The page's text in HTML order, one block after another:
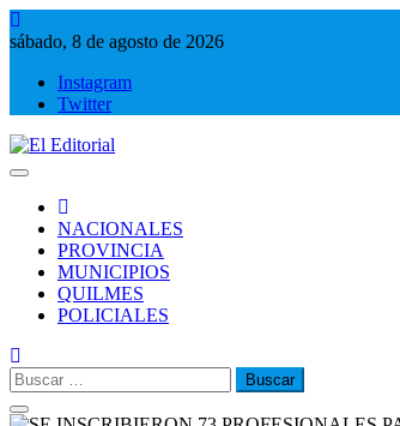
Saltar
al
sábado, 8 de agosto de 2026
Instagram
Twitter
NACIONALES
PROVINCIA
MUNICIPIOS
QUILMES
POLICIALES
Buscar: